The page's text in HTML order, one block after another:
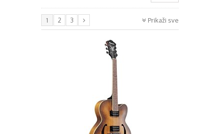
+
MIKROFONI
+
GITARE
Prikaži sve
1 2 3